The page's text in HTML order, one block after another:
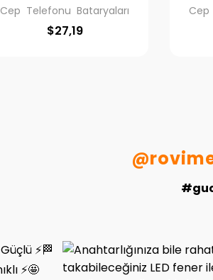
Cep Telefonu Bataryaları
$27,19
Cep